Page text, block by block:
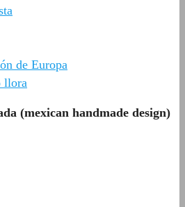
de Europa
llora
(mexican handmade design)